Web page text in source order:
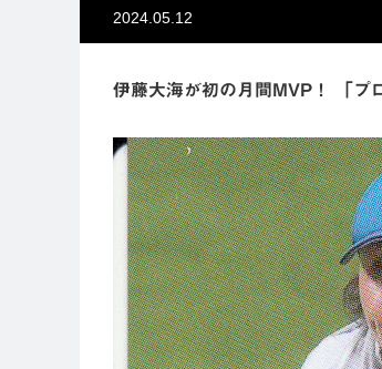
2024.05.12
伊藤大海が初の月間MVP！ 「プ